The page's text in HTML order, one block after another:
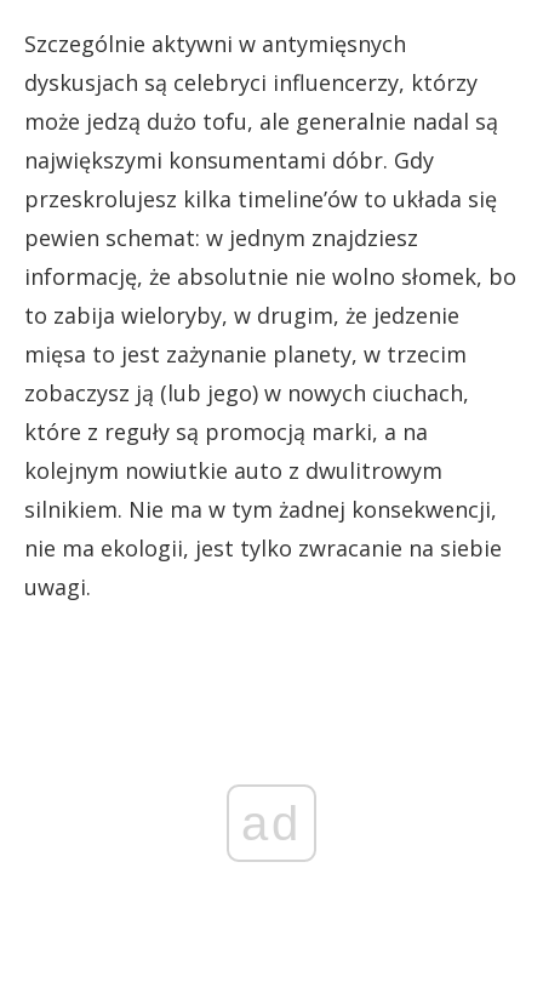
Szczególnie aktywni w antymięsnych
dyskusjach są celebryci influencerzy, którzy
może jedzą dużo tofu, ale generalnie nadal są
największymi konsumentami dóbr. Gdy
przeskrolujesz kilka timeline’ów to układa się
pewien schemat: w jednym znajdziesz
informację, że absolutnie nie wolno słomek, bo
to zabija wieloryby, w drugim, że jedzenie
mięsa to jest zażynanie planety, w trzecim
zobaczysz ją (lub jego) w nowych ciuchach,
które z reguły są promocją marki, a na
kolejnym nowiutkie auto z dwulitrowym
silnikiem. Nie ma w tym żadnej konsekwencji,
nie ma ekologii, jest tylko zwracanie na siebie
uwagi.
ad